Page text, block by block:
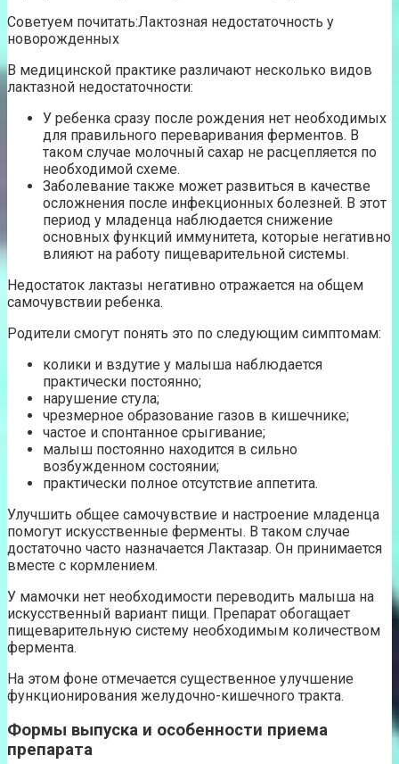
Советуем почитать:Лактозная недостаточность у
новорожденных
В медицинской практике различают несколько видов
лактазной недостаточности:
У ребенка сразу после рождения нет необходимых
для правильного переваривания ферментов. В
таком случае молочный сахар не расцепляется по
необходимой схеме.
Заболевание также может развиться в качестве
осложнения после инфекционных болезней. В этот
период у младенца наблюдается снижение
основных функций иммунитета, которые негативно
влияют на работу пищеварительной системы.
Недостаток лактазы негативно отражается на общем
самочувствии ребенка.
Родители смогут понять это по следующим симптомам:
колики и вздутие у малыша наблюдается
практически постоянно;
нарушение стула;
чрезмерное образование газов в кишечнике;
частое и спонтанное срыгивание;
малыш постоянно находится в сильно
возбужденном состоянии;
практически полное отсутствие аппетита.
Улучшить общее самочувствие и настроение младенца
помогут искусственные ферменты. В таком случае
достаточно часто назначается Лактазар. Он принимается
вместе с кормлением.
У мамочки нет необходимости переводить малыша на
искусственный вариант пищи. Препарат обогащает
пищеварительную систему необходимым количеством
фермента.
На этом фоне отмечается существенное улучшение
функционирования желудочно-кишечного тракта.
Формы выпуска и особенности приема
препарата